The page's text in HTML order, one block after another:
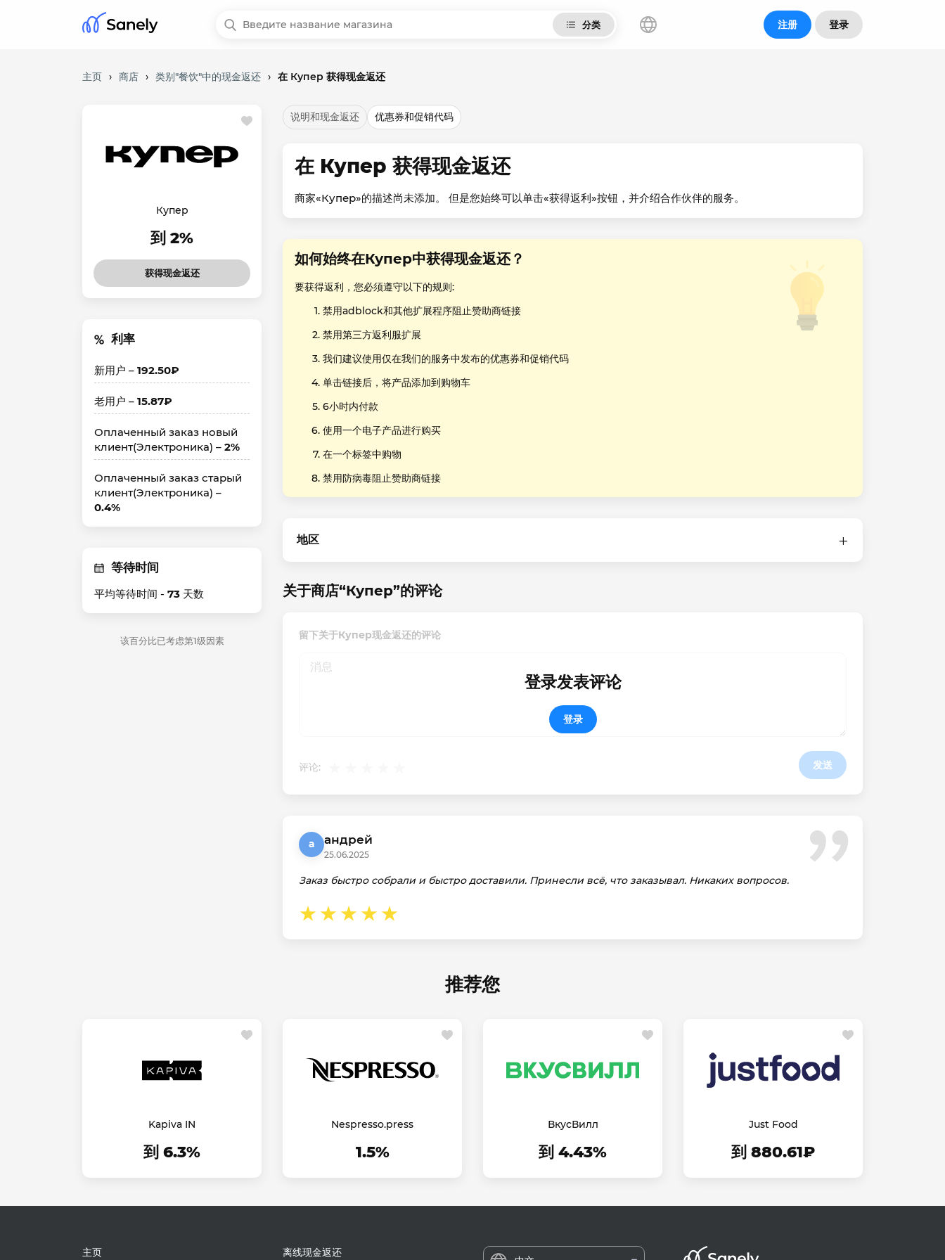
分类 注册 登录
主页 › 商店 › 类别"餐饮"中的现金返还 › 在 Купер 获得现金返还
Купер
到 2%
获得现金返还
利率
新用户 – 192.50₽
老用户 – 15.87₽
Оплаченный заказ новый
клиент(Электроника) – 2%
Оплаченный заказ старый
клиент(Электроника) –
0.4%
等待时间
平均等待时间 - 73 天数
该百分比已考虑第1级因素
说明和现金返还 优惠券和促销代码
在 Купер 获得现金返还
商家«Купер»的描述尚未添加。 但是您始终可以单击«获得返利»按钮，并介绍合作伙伴的服务。
如何始终在Купер中获得现金返还？
要获得返利，您必须遵守以下的规则:
禁用adblock和其他扩展程序阻止赞助商链接
禁用第三方返利服扩展
我们建议使用仅在我们的服务中发布的优惠券和促销代码
单击链接后，将产品添加到购物车
6小时内付款
使用一个电子产品进行购买
在一个标签中购物
禁用防病毒阻止赞助商链接
地区
关于商店“Купер”的评论
留下关于Купер现金返还的评论
评论: 发送
登录发表评论
登录
а андрей
25.06.2025
Заказ быстро собрали и быстро доставили. Принесли всё, что заказывал. Никаких вопросов.
推荐您
Kapiva IN
到 6.3%
Nespresso.press
1.5%
ВкусВилл
到 4.43%
Just Food
到 880.61₽
主页 离线现金返还